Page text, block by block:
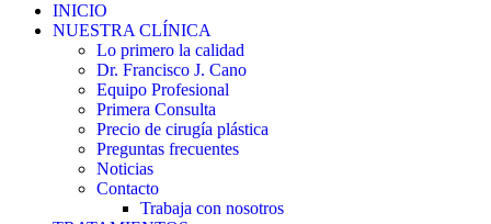
INICIO
NUESTRA CLÍNICA
Lo primero la calidad
Dr. Francisco J. Cano
Equipo Profesional
Primera Consulta
Precio de cirugía plástica
Preguntas frecuentes
Noticias
Contacto
Trabaja con nosotros